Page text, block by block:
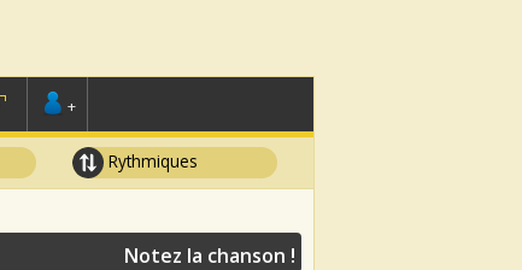
+
Rythmiques
Notez la chanson !